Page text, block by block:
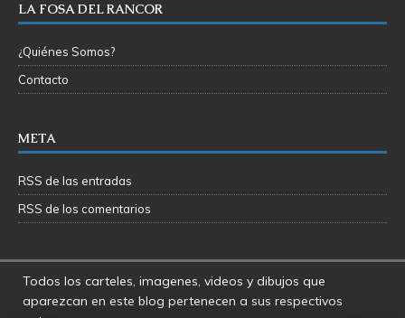
LA FOSA DEL RANCOR
¿Quiénes Somos?
Contacto
META
RSS de las entradas
RSS de los comentarios
Todos los carteles, imagenes, videos y dibujos que
aparezcan en este blog pertenecen a sus respectivos